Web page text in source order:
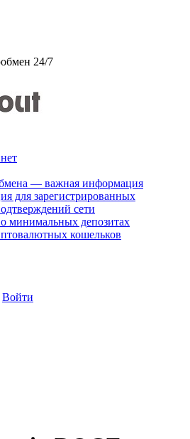
24/7
— важная информация
для зарегистрированных
сети
минимальных депозитах
кошельков
Войти